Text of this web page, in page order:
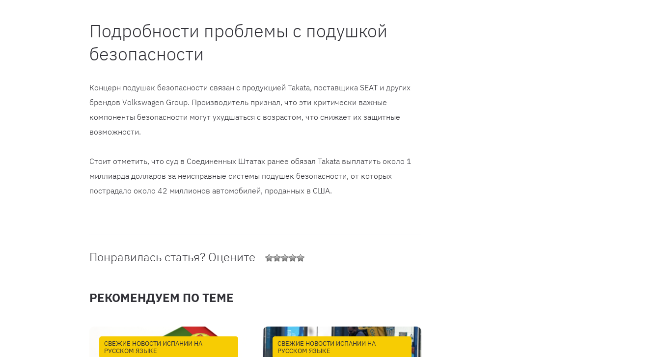
Подробности проблемы с подушкой
безопасности
Концерн подушек безопасности связан с продукцией Takata, поставщика SEAT и других
брендов Volkswagen Group. Производитель признал, что эти критически важные
компоненты безопасности могут ухудшаться с возрастом, что снижает их защитные
возможности.
Стоит отметить, что суд в Соединенных Штатах ранее обязал Takata выплатить около 1
миллиарда долларов за неисправные системы подушек безопасности, от которых
пострадало около 42 миллионов автомобилей, проданных в США.
Понравилась статья? Оцените
РЕКОМЕНДУЕМ ПО ТЕМЕ
СВЕЖИЕ НОВОСТИ ИСПАНИИ НА
РУССКОМ ЯЗЫКЕ
СВЕЖИЕ НОВОСТИ ИСПАНИИ НА
РУССКОМ ЯЗЫКЕ